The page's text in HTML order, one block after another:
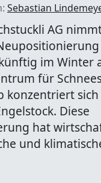
Sebastian
AG
im Winter
für
konzentriert
Diese
hat
und